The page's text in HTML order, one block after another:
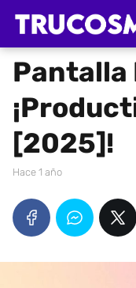
Pantalla
[2025]!
hace 1 año